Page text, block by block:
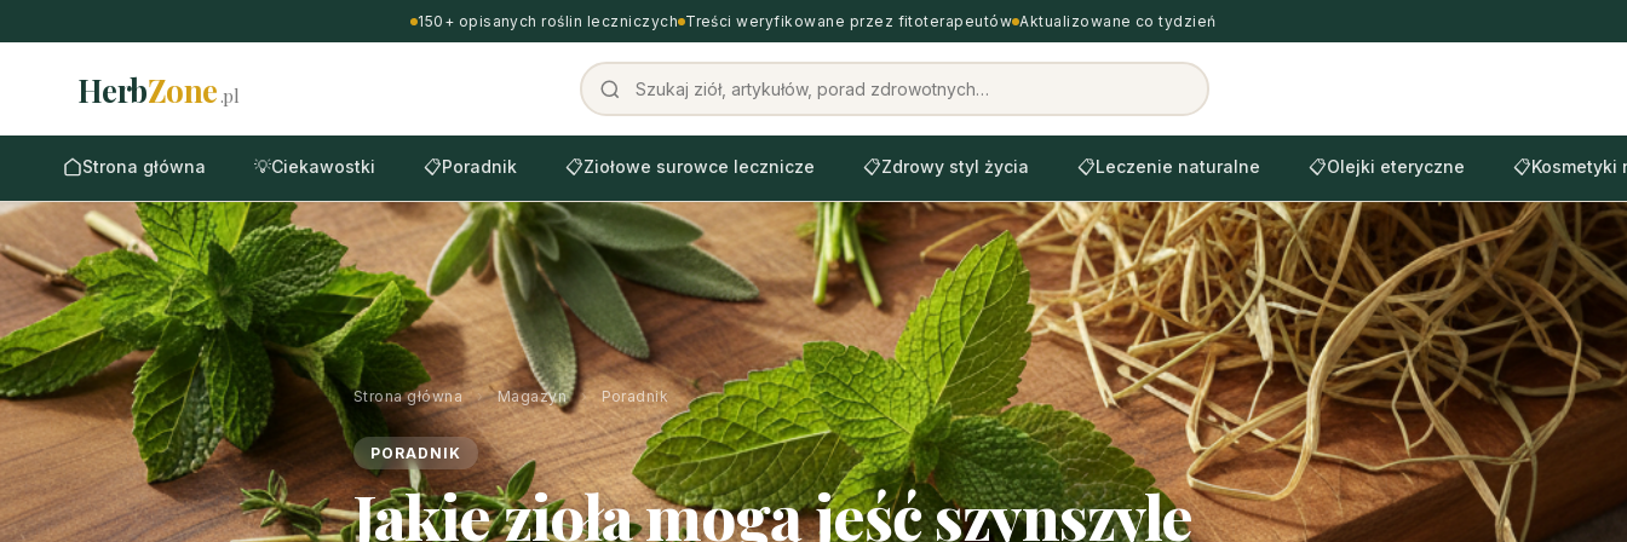
150+ opisanych roślin leczniczych Treści weryfikowane przez fitoterapeutów Aktualizowane co tydzień
HerbZone.pl
Strona główna 💡Ciekawostki 📋Poradnik 📋Ziołowe surowce lecznicze 📋Zdrowy styl życia 📋Leczenie naturalne 📋Olejki eteryczne 📋Kosmetyki
Strona główna › Magazyn › Poradnik
PORADNIK
Jakie zioła mogą jeść szynszyle